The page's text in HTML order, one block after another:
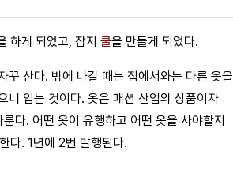
하게 되었고, 잡지 쿨을 만들게 되었다.
꾸 산다. 밖에 나갈 때는 집에서와는 다른 옷을
니 입는 것이다. 옷은 패션 산업의 상품이자
다. 어떤 옷이 유행하고 어떤 옷을 사야할지
다. 1년에 2번 발행된다.